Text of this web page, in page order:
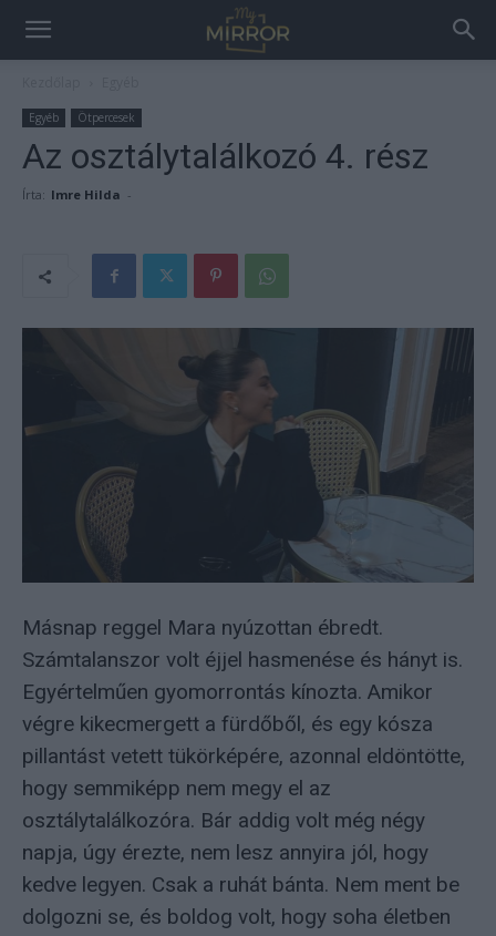
Egyéb Ötpercesek
Az osztálytalálkozó 4. rész
Írta: Imre Hilda -
Másnap reggel Mara nyúzottan ébredt.
Számtalanszor volt éjjel hasmenése és hányt is.
Egyértelműen gyomorrontás kínozta. Amikor
végre kikecmergett a fürdőből, és egy kósza
pillantást vetett tükörképére, azonnal eldöntötte,
hogy semmiképp nem megy el az
osztálytalálkozóra. Bár addig volt még négy
napja, úgy érezte, nem lesz annyira jól, hogy
kedve legyen. Csak a ruhát bánta. Nem ment be
dolgozni se, és boldog volt, hogy soha életben